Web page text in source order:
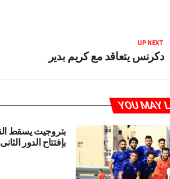
UP NEXT
دكرنس يتعاقد مع كريم بدير
YOU MAY
بتروجيت يسقط
بإفتتاح الدور